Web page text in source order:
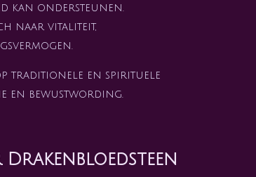
kan ondersteunen.
naar vitaliteit,
traditionele en spirituele
en bewustwording.